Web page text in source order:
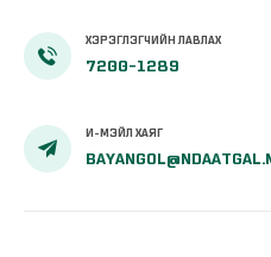
ХЭРЭГЛЭГЧИЙН ЛАВЛАХ
7200-1289
И-МЭЙЛ ХАЯГ